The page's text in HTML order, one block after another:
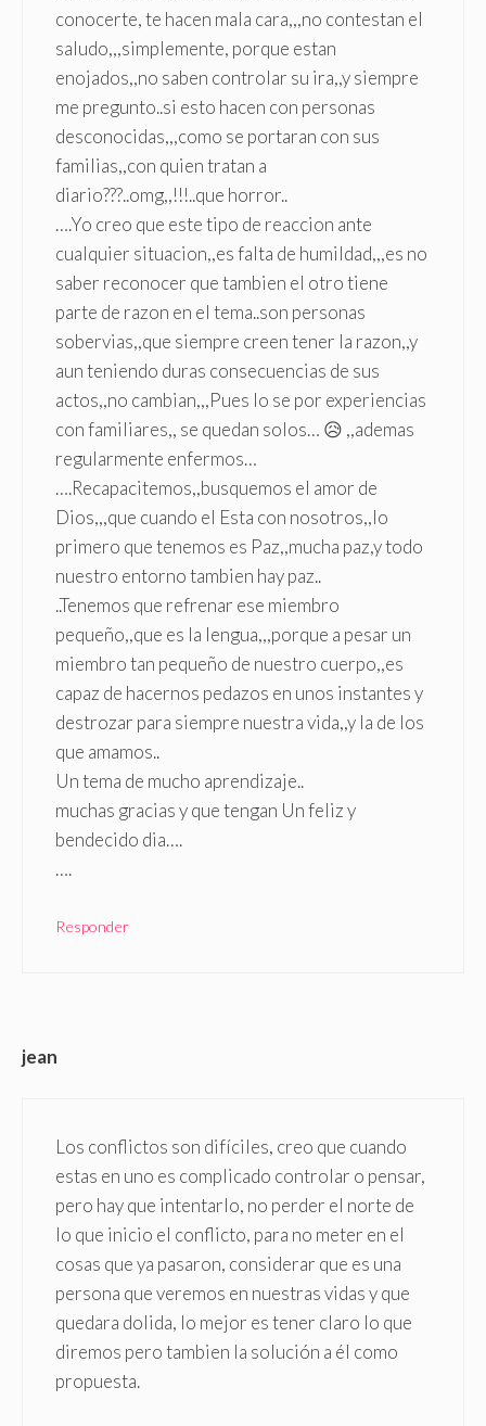
conocerte, te hacen mala cara,,,no contestan el
saludo,,,simplemente, porque estan
enojados,,no saben controlar su ira,,y siempre
me pregunto..si esto hacen con personas
desconocidas,,,como se portaran con sus
familias,,con quien tratan a
diario???..omg,,!!!..que horror..
….Yo creo que este tipo de reaccion ante
cualquier situacion,,es falta de humildad,,,es no
saber reconocer que tambien el otro tiene
parte de razon en el tema..son personas
sobervias,,que siempre creen tener la razon,,y
aun teniendo duras consecuencias de sus
actos,,no cambian,,,Pues lo se por experiencias
con familiares,, se quedan solos… 😥 ,,ademas
regularmente enfermos…
….Recapacitemos,,busquemos el amor de
Dios,,,que cuando el Esta con nosotros,,lo
primero que tenemos es Paz,,mucha paz,y todo
nuestro entorno tambien hay paz..
..Tenemos que refrenar ese miembro
pequeño,,que es la lengua,,,porque a pesar un
miembro tan pequeño de nuestro cuerpo,,es
capaz de hacernos pedazos en unos instantes y
destrozar para siempre nuestra vida,,y la de los
que amamos..
Un tema de mucho aprendizaje..
muchas gracias y que tengan Un feliz y
bendecido dia….
….
Responder
jean
Los conflictos son difíciles, creo que cuando
estas en uno es complicado controlar o pensar,
pero hay que intentarlo, no perder el norte de
lo que inicio el conflicto, para no meter en el
cosas que ya pasaron, considerar que es una
persona que veremos en nuestras vidas y que
quedara dolida, lo mejor es tener claro lo que
diremos pero tambien la solución a él como
propuesta.